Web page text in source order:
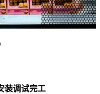
装调试完工